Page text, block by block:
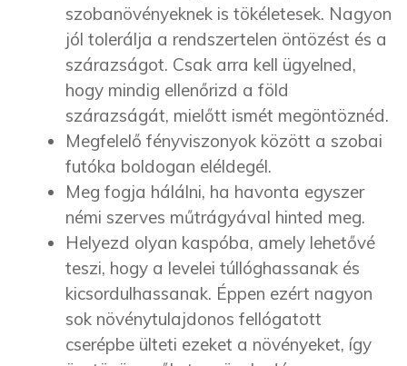
szobanövényeknek is tökéletesek. Nagyon
jól tolerálja a rendszertelen öntözést és a
szárazságot. Csak arra kell ügyelned,
hogy mindig ellenőrizd a föld
szárazságát, mielőtt ismét megöntöznéd.
Megfelelő fényviszonyok között a szobai
futóka boldogan eléldegél.
Meg fogja hálálni, ha havonta egyszer
némi szerves műtrágyával hinted meg.
Helyezd olyan kaspóba, amely lehetővé
teszi, hogy a levelei túllóghassanak és
kicsordulhassanak. Éppen ezért nagyon
sok növénytulajdonos fellógatott
cserépbe ülteti ezeket a növényeket, így